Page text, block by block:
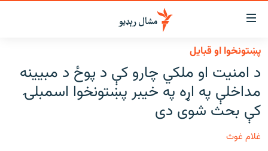
د
لاسرسي
ځای
عمومي
پاڼې
موضوع
ته
لاړ
کور
لنډ خبرونه
پښتونخوا او قبایل
بلوچستان
پښتونخوا او قبایل
د امنيت او ملکي چارو کې د پوځ د مبیینه
مداخلې په اړه په خیبر پښتونخوا اسمبلۍ
کې بحث شوی دی
غلام غوث